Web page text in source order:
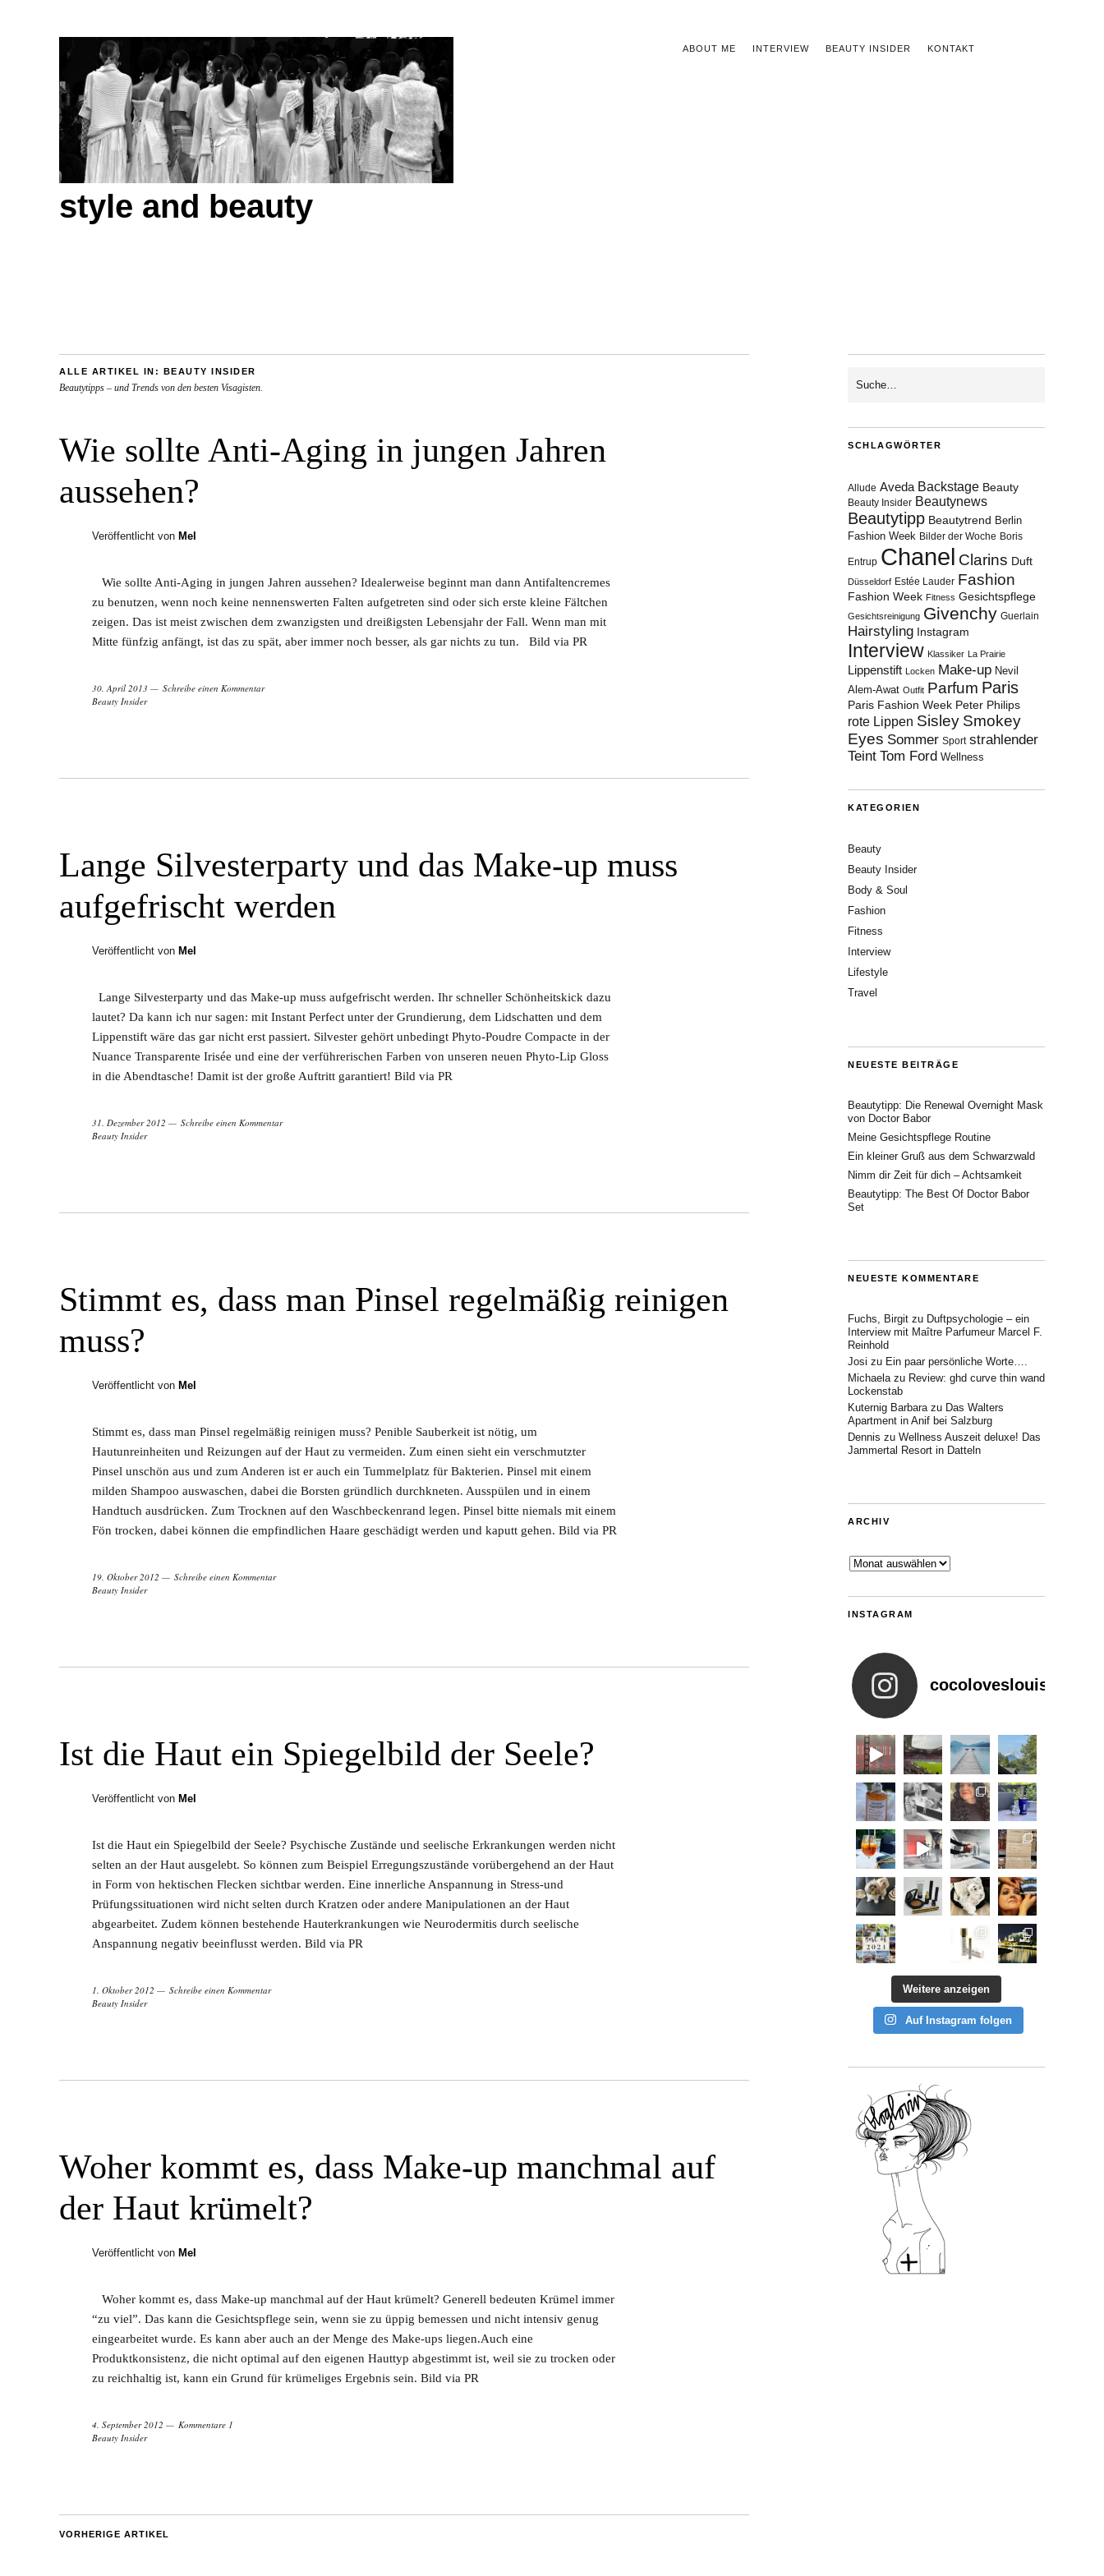
ABOUT ME INTERVIEW BEAUTY INSIDER KONTAKT
style and beauty
ALLE ARTIKEL IN: BEAUTY INSIDER
Beautytipps – und Trends von den besten Visagisten.
Wie sollte Anti-Aging in jungen Jahren
aussehen?
Veröffentlicht von Mel
Wie sollte Anti-Aging in jungen Jahren aussehen? Idealerweise beginnt man dann Antifaltencremes
zu benutzen, wenn noch keine nennenswerten Falten aufgetreten sind oder sich erste kleine Fältchen
zeigen. Das ist meist zwischen dem zwanzigsten und dreißigsten Lebensjahr der Fall. Wenn man mit
Mitte fünfzig anfängt, ist das zu spät, aber immer noch besser, als gar nichts zu tun. Bild via PR
30. April 2013
Schreibe einen Kommentar
Beauty Insider
Lange Silvesterparty und das Make-up muss
aufgefrischt werden
Veröffentlicht von Mel
Lange Silvesterparty und das Make-up muss aufgefrischt werden. Ihr schneller Schönheitskick dazu
lautet? Da kann ich nur sagen: mit Instant Perfect unter der Grundierung, dem Lidschatten und dem
Lippenstift wäre das gar nicht erst passiert. Silvester gehört unbedingt Phyto-Poudre Compacte in der
Nuance Transparente Irisée und eine der verführerischen Farben von unseren neuen Phyto-Lip Gloss
in die Abendtasche! Damit ist der große Auftritt garantiert! Bild via PR
31. Dezember 2012
Schreibe einen Kommentar
Beauty Insider
Stimmt es, dass man Pinsel regelmäßig reinigen
muss?
Veröffentlicht von Mel
Stimmt es, dass man Pinsel regelmäßig reinigen muss? Penible Sauberkeit ist nötig, um
Hautunreinheiten und Reizungen auf der Haut zu vermeiden. Zum einen sieht ein verschmutzter
Pinsel unschön aus und zum Anderen ist er auch ein Tummelplatz für Bakterien. Pinsel mit einem
milden Shampoo auswaschen, dabei die Borsten gründlich durchkneten. Ausspülen und in einem
Handtuch ausdrücken. Zum Trocknen auf den Waschbeckenrand legen. Pinsel bitte niemals mit einem
Fön trocken, dabei können die empfindlichen Haare geschädigt werden und kaputt gehen. Bild via PR
19. Oktober 2012
Schreibe einen Kommentar
Beauty Insider
Ist die Haut ein Spiegelbild der Seele?
Veröffentlicht von Mel
Ist die Haut ein Spiegelbild der Seele? Psychische Zustände und seelische Erkrankungen werden nicht
selten an der Haut ausgelebt. So können zum Beispiel Erregungszustände vorübergehend an der Haut
in Form von hektischen Flecken sichtbar werden. Eine innerliche Anspannung in Stress-und
Prüfungssituationen wird nicht selten durch Kratzen oder andere Manipulationen an der Haut
abgearbeitet. Zudem können bestehende Hauterkrankungen wie Neurodermitis durch seelische
Anspannung negativ beeinflusst werden. Bild via PR
1. Oktober 2012
Schreibe einen Kommentar
Beauty Insider
Woher kommt es, dass Make-up manchmal auf
der Haut krümelt?
Veröffentlicht von Mel
Woher kommt es, dass Make-up manchmal auf der Haut krümelt? Generell bedeuten Krümel immer
“zu viel”. Das kann die Gesichtspflege sein, wenn sie zu üppig bemessen und nicht intensiv genug
eingearbeitet wurde. Es kann aber auch an der Menge des Make-ups liegen.Auch eine
Produktkonsistenz, die nicht optimal auf den eigenen Hauttyp abgestimmt ist, weil sie zu trocken oder
zu reichhaltig ist, kann ein Grund für krümeliges Ergebnis sein. Bild via PR
4. September 2012
Kommentare 1
Beauty Insider
VORHERIGE ARTIKEL
SCHLAGWÖRTER
Allude Aveda Backstage Beauty
Beauty Insider Beautynews
Beautytipp Beautytrend Berlin
Fashion Week Bilder der Woche Boris
Entrup Chanel Clarins Duft
Düsseldorf Estée Lauder Fashion
Fashion Week Fitness Gesichtspflege
Gesichtsreinigung Givenchy Guerlain
Hairstyling Instagram
Interview Klassiker La Prairie
Lippenstift Locken Make-up Nevil
Alem-Awat Outfit Parfum Paris
Paris Fashion Week Peter Philips
rote Lippen Sisley Smokey
Eyes Sommer Sport strahlender
Teint Tom Ford Wellness
KATEGORIEN
Beauty
Beauty Insider
Body & Soul
Fashion
Fitness
Interview
Lifestyle
Travel
NEUESTE BEITRÄGE
Beautytipp: Die Renewal Overnight Mask
von Doctor Babor
Meine Gesichtspflege Routine
Ein kleiner Gruß aus dem Schwarzwald
Nimm dir Zeit für dich – Achtsamkeit
Beautytipp: The Best Of Doctor Babor
Set
NEUESTE KOMMENTARE
Fuchs, Birgit zu Duftpsychologie – ein
Interview mit Maître Parfumeur Marcel F.
Reinhold
Josi zu Ein paar persönliche Worte….
Michaelazu Review: ghd curve thin wand
Lockenstab
Kuternig Barbarazu Das Walters
Apartment in Anif bei Salzburg
Dennis zu Wellness Auszeit deluxe! Das
Jammertal Resort in Datteln
ARCHIV
Archiv
INSTAGRAM
cocoloveslouis
Weitere anzeigen
Auf Instagram folgen